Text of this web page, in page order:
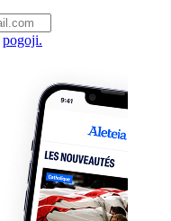
pogoji.